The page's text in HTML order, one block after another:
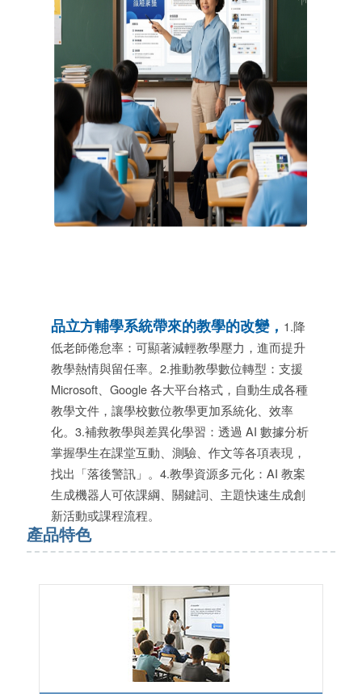
品立方輔學系統帶來的教學的改變， 1.降
低老師倦怠率：可顯著減輕教學壓力，進而提升
教學熱情與留任率。2.推動教學數位轉型：支援
Microsoft、Google 各大平台格式，自動生成各種
教學文件，讓學校數位教學更加系統化、效率
化。3.補救教學與差異化學習：透過 AI 數據分析
掌握學生在課堂互動、測驗、作文等各項表現，
找出「落後警訊」。4.教學資源多元化：AI 教案
生成機器人可依課綱、關鍵詞、主題快速生成創
新活動或課程流程。
產品特色